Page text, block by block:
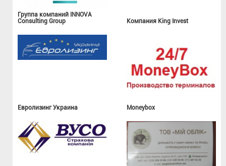
Группа компаний INNOVA
Consulting Group
Компания King Invest
Евролизинг Украина Moneybox